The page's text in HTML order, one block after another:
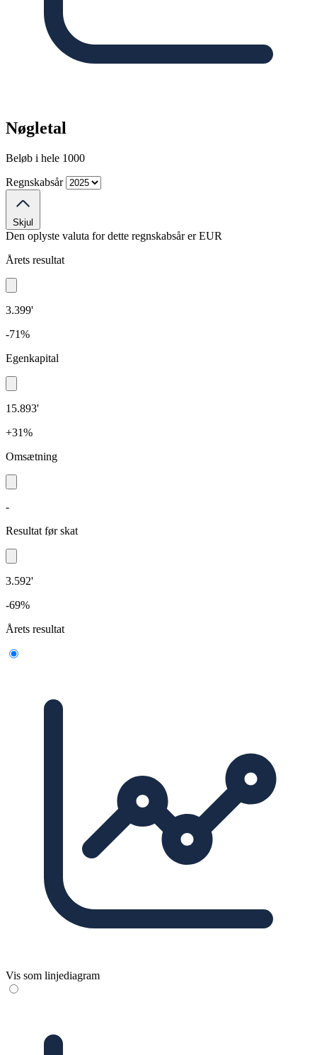
Nøgletal
Beløb i hele 1000
Regnskabsår
Skjul
Den oplyste valuta for dette regnskabsår erEUR
Årets resultat
3.399'
-71%
Egenkapital
15.893'
+31%
Omsætning
-
Resultat før skat
3.592'
-69%
Årets resultat
Vis som linjediagram